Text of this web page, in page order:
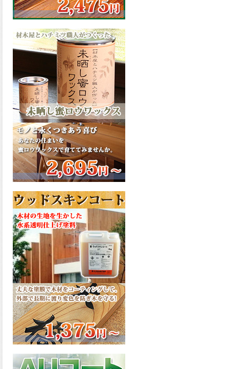
が新しく販売開始致しまし
た。ご購入はこちらから。
2026.03.06
ファインウレタンの使いやす
さで、低汚染形。塗料用シン
ナーで希釈できる、使いやす
さを追求したウレタン樹脂エ
ナメル、低汚染形ファインウ
レタンU100が新しく販売開始
致しました。ご購入はこちら
から。
2026.03.05
ファインウレタンの使いやす
さで、弾性形。塗料用シンナ
ーで希釈できる、使いやすさ
を追求したウレタン樹脂エナ
メル、弾性ファインウレタン
した。ご購入はこちらから。
2026.03.04
長年ご愛顧いただいている
「ラッカー塗料」に抗ウイル
ス機能を追加しバージョンア
ップ、UAV-78700 クリヤーラ
ッカー・ハイフラットが新し
く販売開始致しました。ご購
入はこちらから。
2026.03.03
木の素材感はそのまま活か
し、汚れや日焼け・黄ばみを
防ぐことができる、白木肌2が
新しく販売開始致しました。
2026.03.03